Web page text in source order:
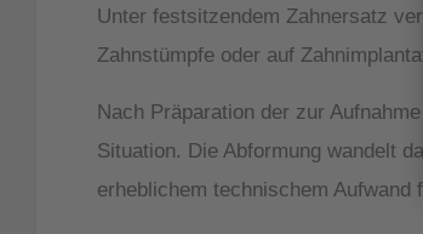
Unter festsitzendem Zahnersatz
Zahnstümpfe oder auf
Nach Präparation der zur
Situation. Die Abformung wandelt
erheblichem technischem